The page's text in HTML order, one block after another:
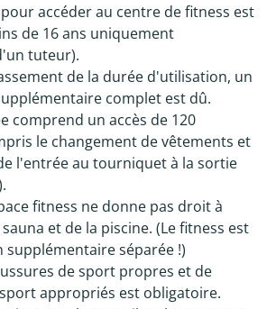
accéder au centre de fitness est
de 16 ans uniquement
tuteur).
de la durée d'utilisation, un
complet est dû.
comprend un accès de 120
le changement de vêtements et
l'entrée au tourniquet à la sortie
fitness ne donne pas droit à
et de la piscine. (Le fitness est
séparée !)
de sport propres et de
appropriés est obligatoire.